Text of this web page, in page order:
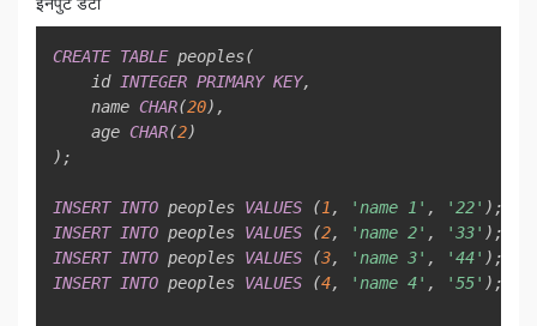
CREATE TABLE peoples(
    id
INTEGER PRIMARY KEY,
    name
CHAR(20) ,
    age
CHAR(2)
) ;
INSERT INTO peoples VALUES (1, 'name 1' , '22' ) ;
INSERT
INTO peoples VALUES (2, 'name 2' , '33' ) ;
INSERT
INTO peoples VALUES (3, 'name 3' , '44' ) ;
INSERT
INTO peoples VALUES (4, 'name 4' , '55' ) ;